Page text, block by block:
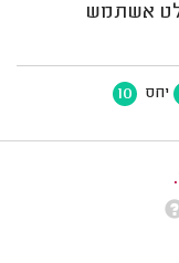
אשתמש
יחס 10